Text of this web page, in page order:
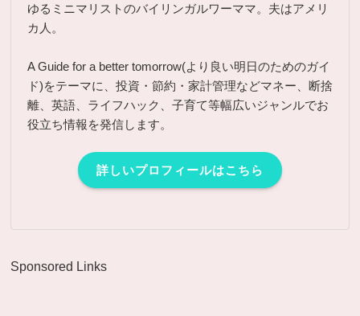
ゆるミニマリストのバイリンガルワーママ。夫はアメリ
カ人。
A Guide for a better tomorrow(より良い明日のためのガイ
ド)をテーマに、投資・節約・家計管理などマネー、断捨
離、英語、ライフハック、子育て等幅広いジャンルでお
役立ち情報を発信します。
詳しいプロフィールはこちら
Sponsored Links